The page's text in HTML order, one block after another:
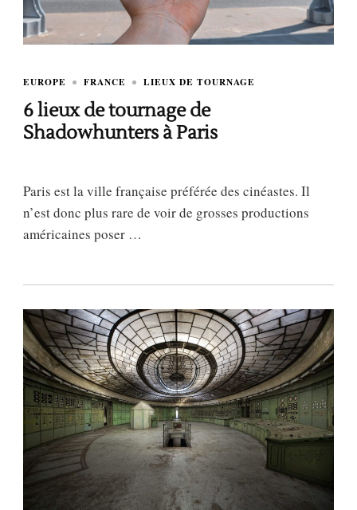
EUROPE FRANCE LIEUX DE TOURNAGE
6 lieux de tournage de
Shadowhunters à Paris
Paris est la ville française préférée des cinéastes. Il
n’est donc plus rare de voir de grosses productions
américaines poser …